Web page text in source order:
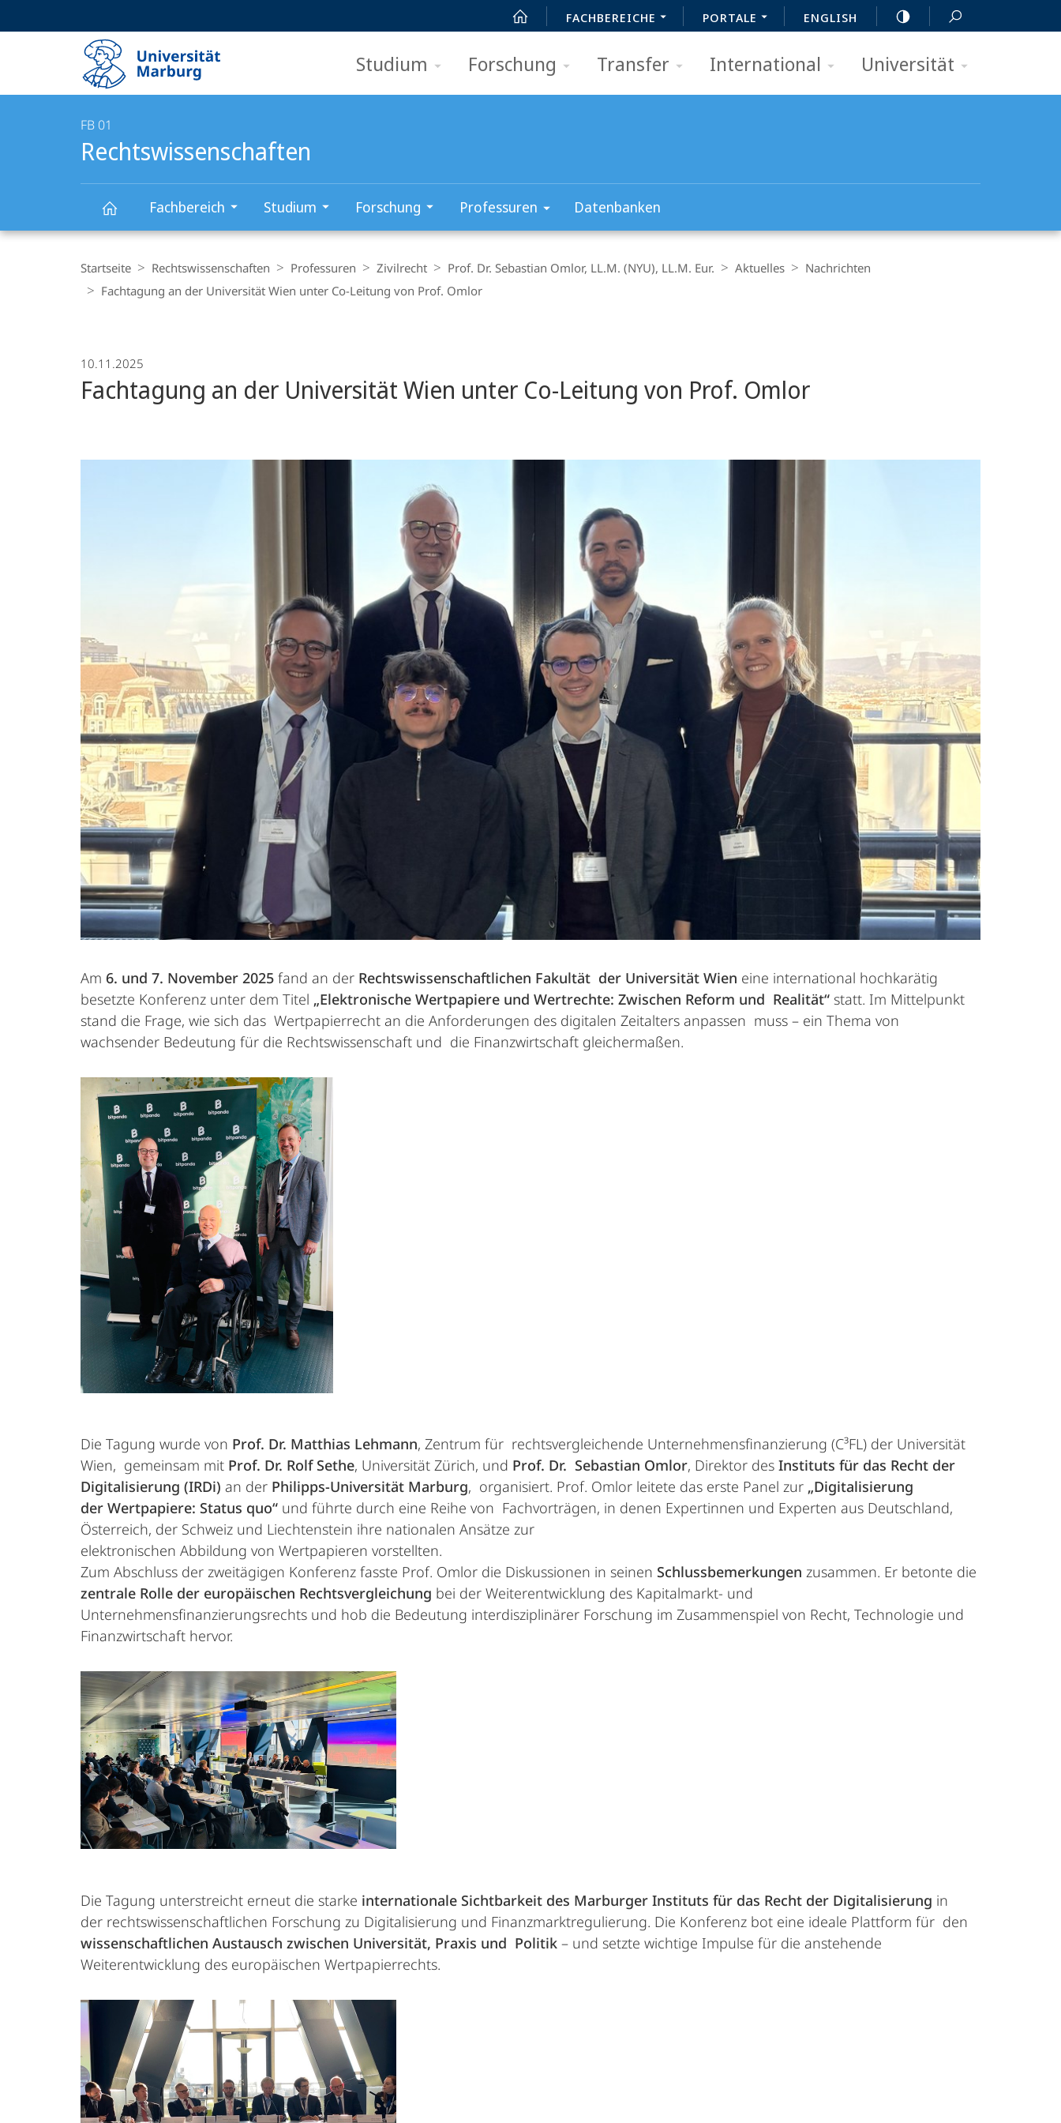
FACHBEREICHE PORTALE ENGLISH
Studium Forschung Transfer International Universität
FB 01
Rechtswissenschaften
Fachbereich Studium Forschung Professuren Datenbanken
Navigation
Startseite Rechtswissenschaften Professuren Zivilrecht Prof. Dr. Sebastian Omlor, LL.M. (NYU), LL.M. Eur. Aktuelles
Nachrichten
Fachtagung an der Universität Wien unter Co-Leitung von Prof. Omlor
10.11.2025
Fachtagung an der Universität Wien unter Co-Leitung von Prof. Omlor
Am 6. und 7. November 2025 fand an der Rechtswissenschaftlichen Fakultät der Universität Wien eine international hochkarätig
besetzte Konferenz unter dem Titel „Elektronische Wertpapiere und Wertrechte: Zwischen Reform und Realität“ statt. Im Mittelpunkt
stand die Frage, wie sich das Wertpapierrecht an die Anforderungen des digitalen Zeitalters anpassen muss – ein Thema von
wachsender Bedeutung für die Rechtswissenschaft und die Finanzwirtschaft gleichermaßen.
Die Tagung wurde von Prof. Dr. Matthias Lehmann, Zentrum für rechtsvergleichende Unternehmensfinanzierung (C³FL) der Universität
Wien, gemeinsam mit Prof. Dr. Rolf Sethe, Universität Zürich, und Prof. Dr. Sebastian Omlor, Direktor des Instituts für das Recht der
Digitalisierung (IRDi) an der Philipps-Universität Marburg, organisiert. Prof. Omlor leitete das erste Panel zur „Digitalisierung
der Wertpapiere: Status quo“ und führte durch eine Reihe von Fachvorträgen, in denen Expertinnen und Experten aus Deutschland,
Österreich, der Schweiz und Liechtenstein ihre nationalen Ansätze zur
elektronischen Abbildung von Wertpapieren vorstellten.
Zum Abschluss der zweitägigen Konferenz fasste Prof. Omlor die Diskussionen in seinen Schlussbemerkungen zusammen. Er betonte die
zentrale Rolle der europäischen Rechtsvergleichung bei der Weiterentwicklung des Kapitalmarkt- und
Unternehmensfinanzierungsrechts und hob die Bedeutung interdisziplinärer Forschung im Zusammenspiel von Recht, Technologie und
Finanzwirtschaft hervor.
Die Tagung unterstreicht erneut die starke internationale Sichtbarkeit des Marburger Instituts für das Recht der Digitalisierung in
der rechtswissenschaftlichen Forschung zu Digitalisierung und Finanzmarktregulierung. Die Konferenz bot eine ideale Plattform für den
wissenschaftlichen Austausch zwischen Universität, Praxis und Politik – und setzte wichtige Impulse für die anstehende
Weiterentwicklung des europäischen Wertpapierrechts.